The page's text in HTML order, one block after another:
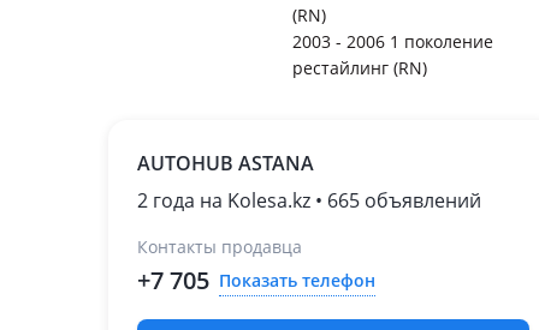
(RN)
2003 - 2006 1 поколение
рестайлинг (RN)
AUTOHUB ASTANA
2 года на Kolesa.kz • 665 объявлений
Контакты продавца
+7 705 Показать телефон